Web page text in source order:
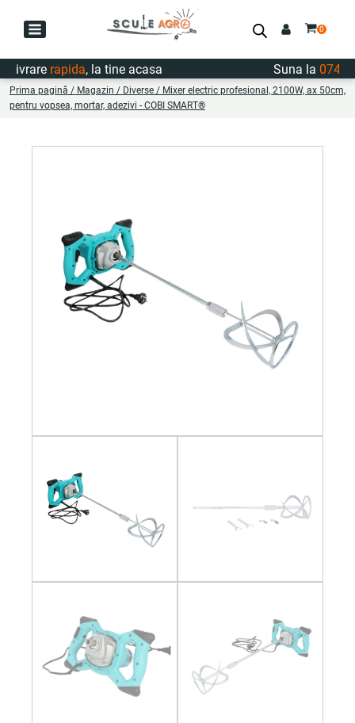
rapida, la tine acasa Suna la
Prima pagină / Magazin / Diverse / Mixer electric profesional, 2100W, ax 50cm,
pentru vopsea, mortar, adezivi - COBI SMART®